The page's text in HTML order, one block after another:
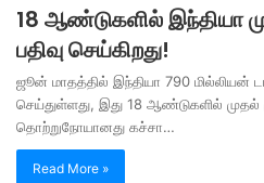
18 ஆண்டுகளில் இந்தியா
பதிவு செய்கிறது!
ஜூன் மாதத்தில் இந்தியா 790 மில்லியன்
செய்துள்ளது, இது 18 ஆண்டுகளில்
தொற்றுநோயானது கச்சா…
Read More »